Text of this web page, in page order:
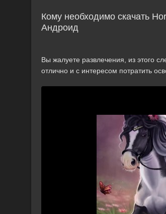
Кому необходимо скачать
Андроид
Вы жалуете развлечения, из этого
отлично и с интересом потратить